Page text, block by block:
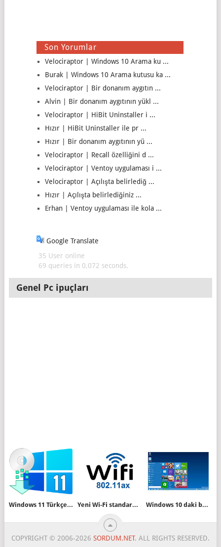
Son Yorumlar
Velociraptor | Windows 10 Arama ku ...
Burak | Windows 10 Arama kutusu ka ...
Velociraptor | Bir donanım aygıtın ...
Alvin | Bir donanım aygıtının yükl ...
Velociraptor | HiBit Uninstaller i ...
Hızır | HiBit Uninstaller ile pr ...
Hızır | Bir donanım aygıtının yü ...
Velociraptor | Recall özelliğini d ...
Velociraptor | Ventoy uygulaması i ...
Velociraptor | Açılışta belirlediğ ...
Hızır | Açılışta belirlediğiniz ...
Erhan | Ventoy uygulaması ile kola ...
Google Translate
35 User online
69 queries in 0,072 seconds.
Genel Pc ipuçları
Windows 11 Türkçe sürümü nasıl indirilir Yeni Wi-Fi standardı 802.11ax nedir Windows 10 daki bazı efektleri kaldıralım
COPYRIGHT © 2006-2026 SORDUM.NET. ALL RIGHTS RESERVED.